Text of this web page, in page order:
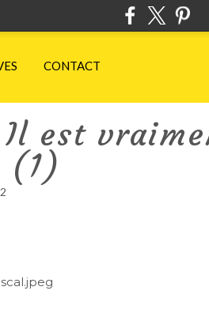
CONTACT
Il est
(1)